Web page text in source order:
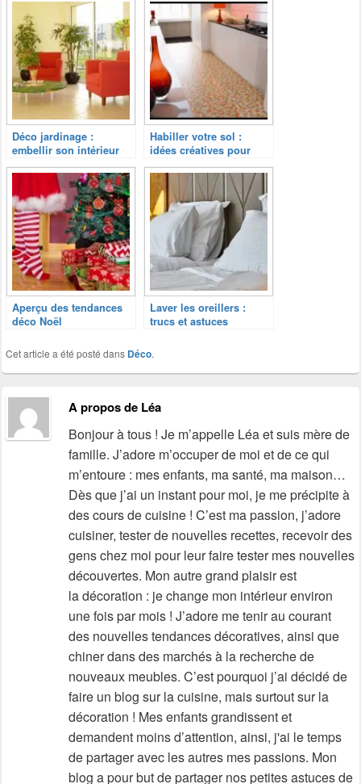
Déco jardinage :
embellir son intérieur
avec la nature
Habiller votre sol :
idées créatives pour
transformer chaque
pièce
Aperçu des tendances
déco Noël
Laver les oreillers :
trucs et astuces
Cet article a été posté dans Déco.
A propos de Léa
Bonjour à tous ! Je m’appelle Léa et suis mère de
famille. J’adore m’occuper de moi et de ce qui
m’entoure : mes enfants, ma santé, ma maison…
Dès que j’ai un instant pour moi, je me précipite à
des cours de cuisine ! C’est ma passion, j’adore
cuisiner, tester de nouvelles recettes, recevoir des
gens chez moi pour leur faire tester mes nouvelles
découvertes. Mon autre grand plaisir est
la décoration : je change mon intérieur environ
une fois par mois ! J’adore me tenir au courant
des nouvelles tendances décoratives, ainsi que
chiner dans des marchés à la recherche de
nouveaux meubles. C’est pourquoi j’ai décidé de
faire un blog sur la cuisine, mais surtout sur la
décoration ! Mes enfants grandissent et
demandent moins d’attention, ainsi, j'ai le temps
de partager avec les autres mes passions. Mon
blog a pour but de partager nos petites astuces de